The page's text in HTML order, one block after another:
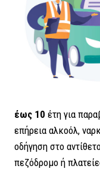
έως 10 έτη για
επήρεια αλκοόλ,
οδήγηση στο
πεζόδρομο ή